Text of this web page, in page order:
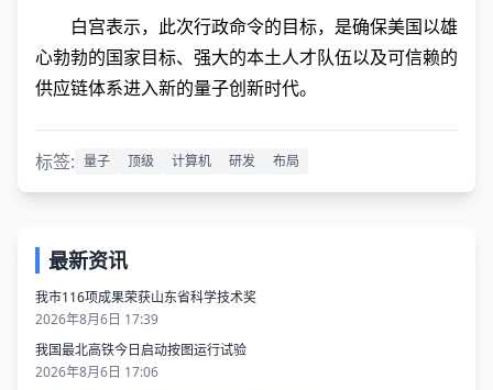
白宫表示，此次行政命令的目标，是确保美国以雄
心勃勃的国家目标、强大的本土人才队伍以及可信赖的
供应链体系进入新的量子创新时代。
标签: 量子 顶级 计算机 研发 布局
最新资讯
我市116项成果荣获山东省科学技术奖
2026年8月6日 17:39
我国最北高铁今日启动按图运行试验
2026年8月6日 17:06